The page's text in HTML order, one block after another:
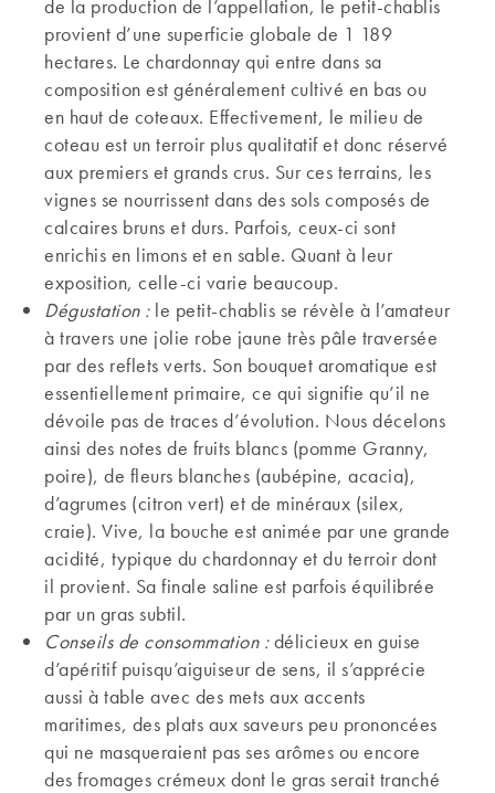
de la production de l’appellation, le petit-chablis
provient d’une superficie globale de 1 189
hectares. Le chardonnay qui entre dans sa
composition est généralement cultivé en bas ou
en haut de coteaux. Effectivement, le milieu de
coteau est un terroir plus qualitatif et donc réservé
aux premiers et grands crus. Sur ces terrains, les
vignes se nourrissent dans des sols composés de
calcaires bruns et durs. Parfois, ceux-ci sont
enrichis en limons et en sable. Quant à leur
exposition, celle-ci varie beaucoup.
Dégustation :le petit-chablis se révèle à l’amateur
à travers une jolie robe jaune très pâle traversée
par des reflets verts. Son bouquet aromatique est
essentiellement primaire, ce qui signifie qu’il ne
dévoile pas de traces d’évolution. Nous décelons
ainsi des notes de fruits blancs (pomme Granny,
poire), de fleurs blanches (aubépine, acacia),
d’agrumes (citron vert) et de minéraux (silex,
craie). Vive, la bouche est animée par une grande
acidité, typique du chardonnay et du terroir dont
il provient. Sa finale saline est parfois équilibrée
par un gras subtil.
Conseils de consommation :délicieux en guise
d’apéritif puisqu’aiguiseur de sens, il s’apprécie
aussi à table avec des mets aux accents
maritimes, des plats aux saveurs peu prononcées
qui ne masqueraient pas ses arômes ou encore
des fromages crémeux dont le gras serait tranché